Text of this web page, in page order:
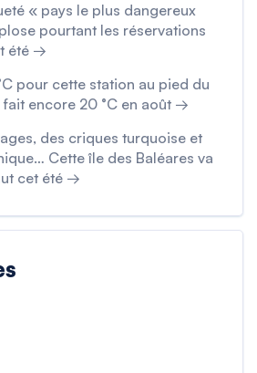
« pays le plus dangereux
pourtant les réservations
été →
pour cette station au pied du
encore 20 °C en août →
des criques turquoise et
Cette île des Baléares va
cet été →